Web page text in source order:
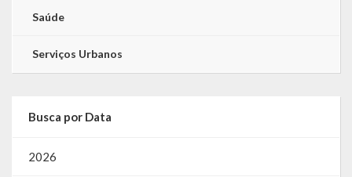
Saúde
Serviços Urbanos
Busca por Data
2026